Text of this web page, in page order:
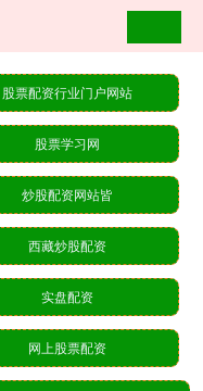
股票配资行业门户网站
股票学习网
炒股配资网站皆
西藏炒股配资
实盘配资
网上股票配资